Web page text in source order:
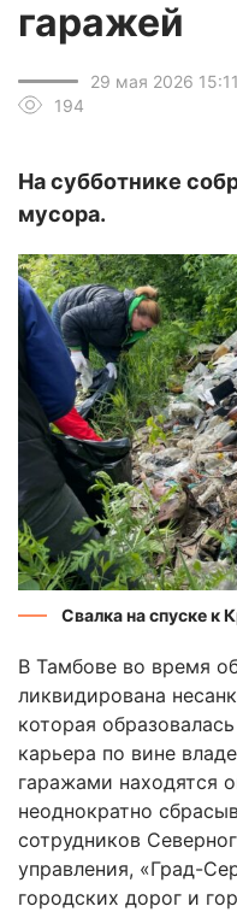
гаражей
29 мая 2026 15:11
194
На субботнике
мусора.
Свалка на спуске к
В Тамбове во время
ликвидирована
которая
карьера по вине
гаражами находятся
неоднократно
сотрудников
управления, «Град-
городских дорог и